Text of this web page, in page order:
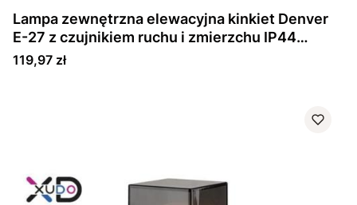
Lampa zewnętrzna elewacyjna kinkiet Denver
E-27 z czujnikiem ruchu i zmierzchu IP44
Czarna
Cena
119,97 zł